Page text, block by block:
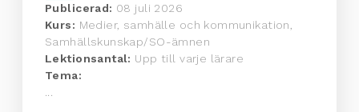
Publicerad: 08 juli 2026
Kurs: Medier, samhälle och kommunikation,
Samhällskunskap/SO-ämnen
Lektionsantal: Upp till varje lärare
Tema: